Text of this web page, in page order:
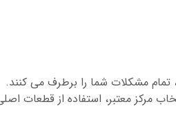
تمام مشکلات شما را برطرف می کنند.
معتبر، استفاده از قطعات